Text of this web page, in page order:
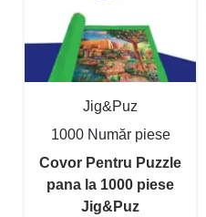
Jig&Puz
1000 Număr piese
Covor Pentru Puzzle
pana la 1000 piese
Jig&Puz